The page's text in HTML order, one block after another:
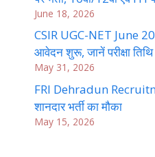
June 18, 2026
CSIR UGC-NET June
आवेदन शुरू, जानें परीक्षा
May 31, 2026
FRI Dehradun
शानदार भर्ती का मौका
May 15, 2026